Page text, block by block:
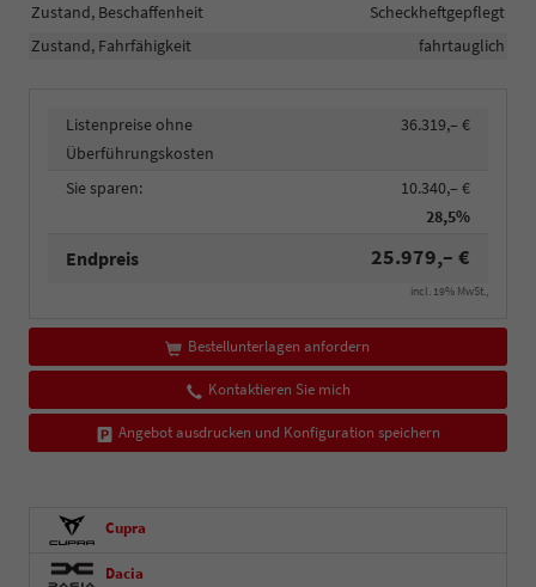
Zustand, Beschaffenheit
Scheckheftgepflegt
Zustand, Fahrfähigkeit
fahrtauglich
Listenpreise ohne
Überführungskosten
36.319,– €
Sie sparen:
10.340,– €
28,5%
Endpreis 25.979,– €
incl. 19% MwSt.,
Bestellunterlagen anfordern
Kontaktieren Sie mich
Angebot ausdrucken und Konfiguration speichern
Cupra
Dacia